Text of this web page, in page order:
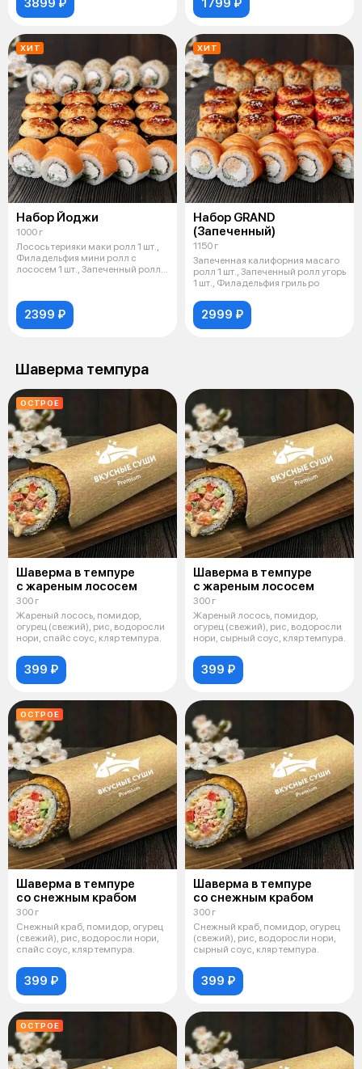
3899 ₽ 1799 ₽
ХИТ
Набор Йоджи
1000 г
Лосось терияки маки ролл 1 шт.,
Филадельфия мини ролл с
лососем 1 шт., Запеченный ролл с
2399 ₽
ХИТ
Набор GRAND
(Запеченный)
1150 г
Запеченная калифорния масаго
ролл 1 шт., Запеченный ролл угорь
1 шт., Филадельфия гриль ро
2999 ₽
Шаверма темпура
ОСТРОЕ
Шаверма в темпуре
с жареным лососем
300 г
Жареный лосось, помидор,
огурец (свежий), рис, водоросли
нори, спайс соус, кляр темпура.
399 ₽
Шаверма в темпуре
с жареным лососем
300 г
Жареный лосось, помидор,
огурец (свежий), рис, водоросли
нори, сырный соус, кляр темпура.
399 ₽
ОСТРОЕ
Шаверма в темпуре
со снежным крабом
300 г
Снежный краб, помидор, огурец
(свежий), рис, водоросли нори,
спайс соус, кляр темпура.
399 ₽
Шаверма в темпуре
со снежным крабом
300 г
Снежный краб, помидор, огурец
(свежий), рис, водоросли нори,
сырный соус, кляр темпура.
399 ₽
ОСТРОЕ